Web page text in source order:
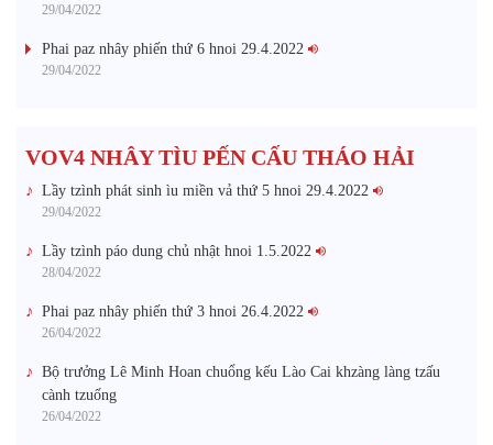
29/04/2022
Phai paz nhây phiến thứ 6 hnoi 29.4.2022
29/04/2022
VOV4 NHÂY TÌU PẾN CẤU THÁO HẢI
Lầy tzình phát sinh ìu miền vả thứ 5 hnoi 29.4.2022
29/04/2022
Lầy tzình páo dung chủ nhật hnoi 1.5.2022
28/04/2022
Phai paz nhây phiến thứ 3 hnoi 26.4.2022
26/04/2022
Bộ trưởng Lê Minh Hoan chuổng kếu Lào Cai khzàng làng tzấu
cành tzuống​
26/04/2022